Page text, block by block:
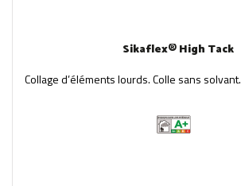
Sikaflex® High Tack
Collage d’éléments lourds. Colle sans solvant.